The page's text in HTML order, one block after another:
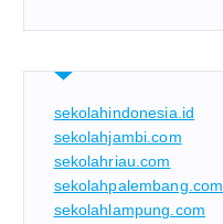
sekolahindonesia.id
sekolahjambi.com
sekolahriau.com
sekolahpalembang.com
sekolahlampung.com